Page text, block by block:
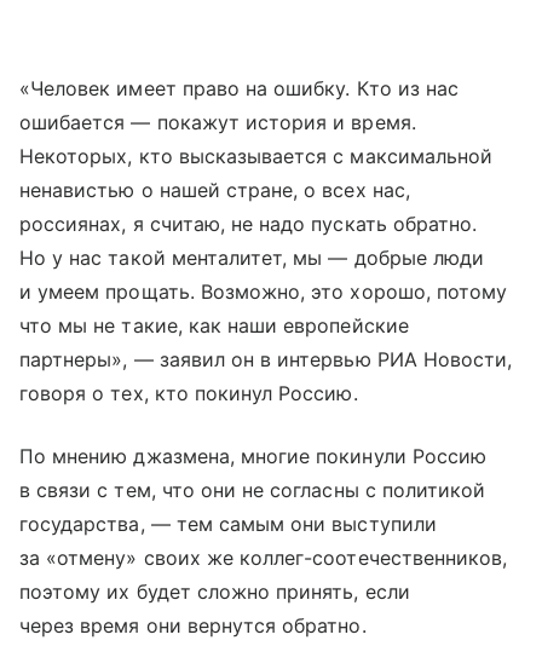
«Человек имеет право на ошибку. Кто из нас
ошибается — покажут история и время.
Некоторых, кто высказывается с максимальной
ненавистью о нашей стране, о всех нас,
россиянах, я считаю, не надо пускать обратно.
Но у нас такой менталитет, мы — добрые люди
и умеем прощать. Возможно, это хорошо, потому
что мы не такие, как наши европейские
партнеры», — заявил он в интервью РИА Новости,
говоря о тех, кто покинул Россию.
По мнению джазмена, многие покинули Россию
в связи с тем, что они не согласны с политикой
государства, — тем самым они выступили
за «отмену» своих же коллег-соотечественников,
поэтому их будет сложно принять, если
через время они вернутся обратно.